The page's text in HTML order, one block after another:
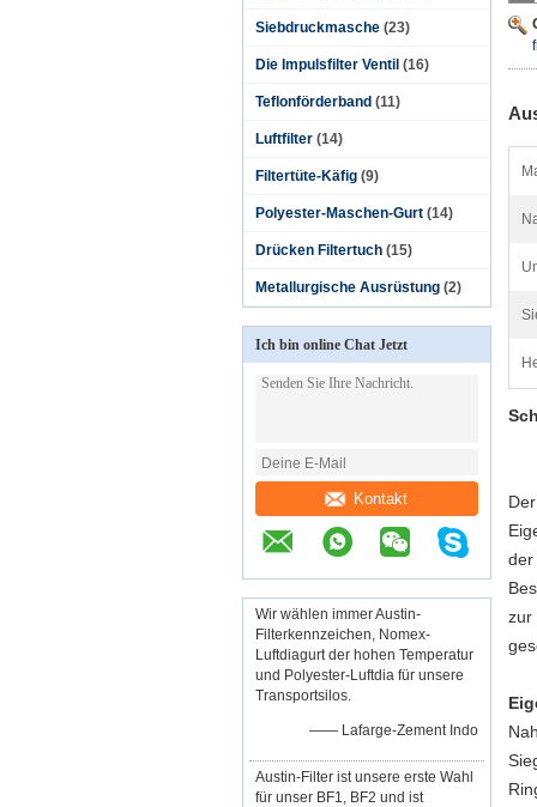
Siebdruckmasche (23)
Die Impulsfilter Ventil (16)
Teflonförderband (11)
Luftfilter (14)
Filtertüte-Käfig (9)
Polyester-Maschen-Gurt (14)
Drücken Filtertuch (15)
Metallurgische Ausrüstung (2)
Ich bin online Chat Jetzt
Kontakt
Wir wählen immer Austin-
Filterkennzeichen, Nomex-
Luftdiagurt der hohen Temperatur
und Polyester-Luftdia für unsere
Transportsilos.
—— Lafarge-Zement Indo
Austin-Filter ist unsere erste Wahl
für unser BF1, BF2 und ist
der
zur